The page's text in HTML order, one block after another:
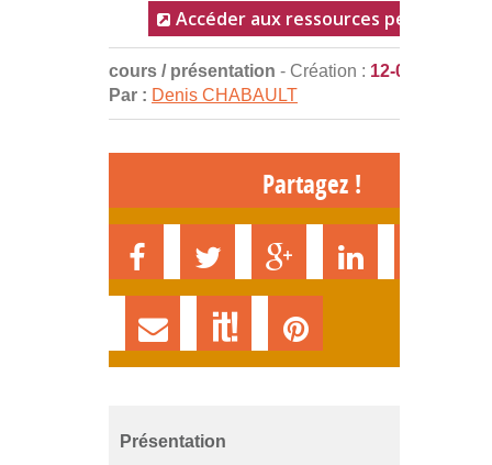
Accéder aux ressources
cours / présentation - Création : 12-02-2013
Par : Denis CHABAULT
Partagez !
Présentation